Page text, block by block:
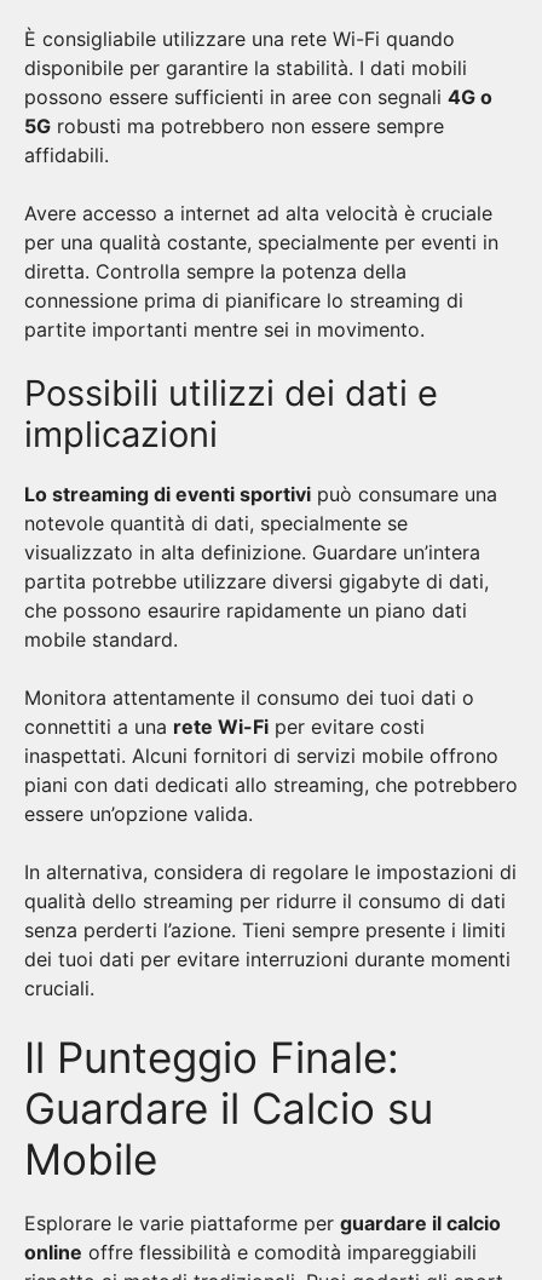
È consigliabile utilizzare una rete Wi-Fi quando
disponibile per garantire la stabilità. I dati mobili
possono essere sufficienti in aree con segnali 4G o
5G robusti ma potrebbero non essere sempre
affidabili.
Avere accesso a internet ad alta velocità è cruciale
per una qualità costante, specialmente per eventi in
diretta. Controlla sempre la potenza della
connessione prima di pianificare lo streaming di
partite importanti mentre sei in movimento.
Possibili utilizzi dei dati e
implicazioni
Lo streaming di eventi sportivi può consumare una
notevole quantità di dati, specialmente se
visualizzato in alta definizione. Guardare un’intera
partita potrebbe utilizzare diversi gigabyte di dati,
che possono esaurire rapidamente un piano dati
mobile standard.
Monitora attentamente il consumo dei tuoi dati o
connettiti a una rete Wi-Fi per evitare costi
inaspettati. Alcuni fornitori di servizi mobile offrono
piani con dati dedicati allo streaming, che potrebbero
essere un’opzione valida.
In alternativa, considera di regolare le impostazioni di
qualità dello streaming per ridurre il consumo di dati
senza perderti l’azione. Tieni sempre presente i limiti
dei tuoi dati per evitare interruzioni durante momenti
cruciali.
Il Punteggio Finale:
Guardare il Calcio su
Mobile
Esplorare le varie piattaforme per guardare il calcio
online offre flessibilità e comodità impareggiabili